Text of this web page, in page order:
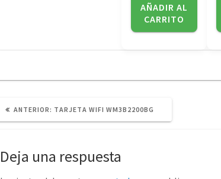
AÑADIR AL
CARRITO
ANTERIOR: POST
TARJETA WIFI WM3B2200BG
Deja una respuesta